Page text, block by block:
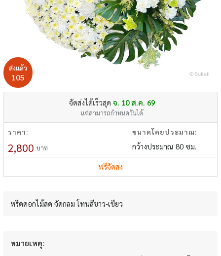
ส่งแล้ว
105
จัดส่งได้เร็วสุด จ. 10 ส.ค. 69
แต่สามารถกำหนดวันได้
ราคา:
2,800 บาท
ขนาดโดยประมาณ:
กว้างประมาณ 80 ซม.
ฟรีจัดส่ง
หรีดดอกไม้สด จัดกลม โทนสีขาว-เขียว
หมายเหตุ: